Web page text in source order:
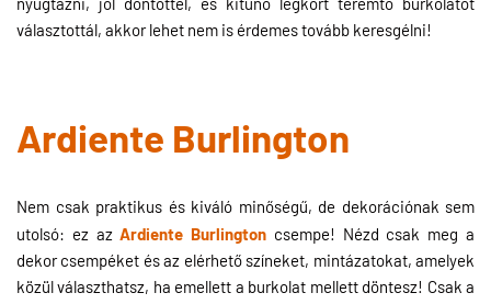
választottál, akkor lehet nem is érdemes tovább keresgélni!
Ardiente Burlington
Nem csak praktikus és kiváló minőségű, de dekorációnak sem
utolsó: ez azArdiente Burlington csempe! Nézd csak meg a
dekor csempéket és az elérhető színeket, mintázatokat, amelyek
közül választhatsz, ha emellett a burkolat mellett döntesz! Csak a